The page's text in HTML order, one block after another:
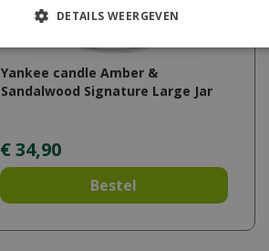
Yankee candle Amber &
Sandalwood Signature Large Jar
€34,90
Bestel
DETAILS WEERGEVEN